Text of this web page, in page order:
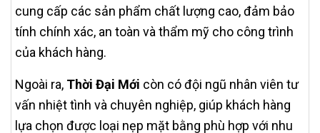
cung cấp các sản phẩm chất lượng cao, đảm bảo
tính chính xác, an toàn và thẩm mỹ cho công trình
của khách hàng.
Ngoài ra, Thời Đại Mới còn có đội ngũ nhân viên tư
vấn nhiệt tình và chuyên nghiệp, giúp khách hàng
lựa chọn được loại nẹp mặt bằng phù hợp với nhu